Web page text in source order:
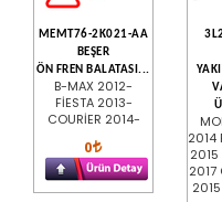
MEMT76-2K021-AA
BEŞER
ÖN FREN BALATASI...
B-MAX 2012-
FİESTA 2013-
COURİER 2014-
0
2014